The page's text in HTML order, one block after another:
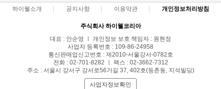
하이웰소개 공지사항 이용약관 개인정보처리방침
주식회사 하이웰코리아
대표 : 안순영 ㅣ 개인정보 보호 책임자 : 원현정
사업자 등록번호 : 109-86-24958
통신판매업신고번호 : 제2010-서울강서-0782호
전화 : 02-701-8282 ㅣ 팩스 : 02-3662-7312
주소 : 서울시 강서구 강서로56가길 37, 402호(등촌동, 지석빌딩)
사업자정보확인